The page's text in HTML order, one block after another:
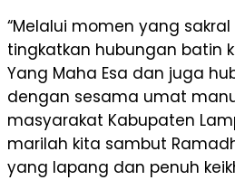
“Melalui momen yang
tingkatkan hubungan batin
Yang Maha Esa dan juga
dengan sesama umat
masyarakat Kabupaten
marilah kita sambut
yang lapang dan penuh